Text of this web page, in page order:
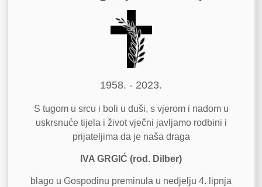
1958. - 2023.
S tugom u srcu i boli u duši, s vjerom i nadom u
uskrsnuće tijela i život vječni javljamo rodbini i
prijateljima da je naša draga
IVA GRGIĆ (rod. Dilber)
blago u Gospodinu preminula u nedjelju 4. lipnja